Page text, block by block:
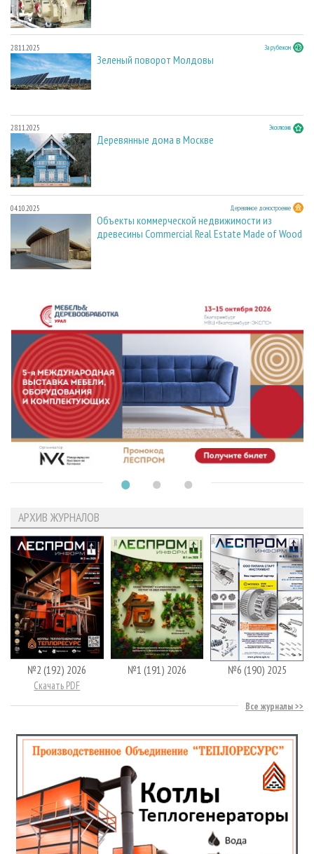
28.11.2025 За рубежом
Зеленый поворот Молдовы
28.11.2025 Эксклюзив
Деревянные дома в Москве
04.10.2025 Деревянное домостроение
Объекты коммерческой недвижимости из
древесины Commercial Real Estate Made of Wood
АРХИВ ЖУРНАЛОВ
№2 (192) 2026
Скачать PDF
№1 (191) 2026 №6 (190) 2025
Все журналы